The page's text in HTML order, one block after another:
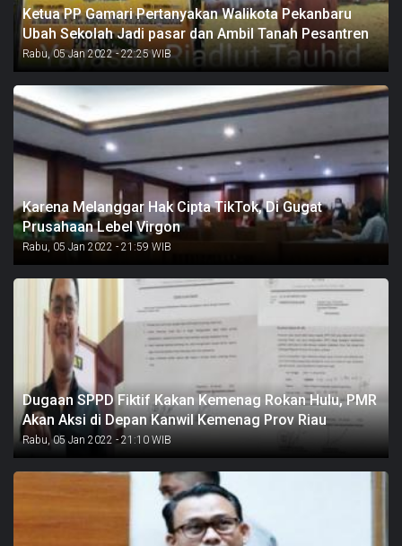
Ketua PP Gamari Pertanyakan Walikota Pekanbaru
Ubah Sekolah Jadi pasar dan Ambil Tanah Pesantren
Rabu, 05 Jan 2022 - 22:25 WIB
Karena Melanggar Hak Cipta TikTok, Di Gugat
Prusahaan Lebel Virgon
Rabu, 05 Jan 2022 - 21:59 WIB
Dugaan SPPD Fiktif Kakan Kemenag Rokan Hulu, PMR
Akan Aksi di Depan Kanwil Kemenag Prov Riau
Rabu, 05 Jan 2022 - 21:10 WIB